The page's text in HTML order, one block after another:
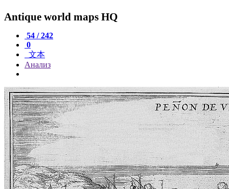
Antique world maps HQ
54 / 242
0
文本
Анализ